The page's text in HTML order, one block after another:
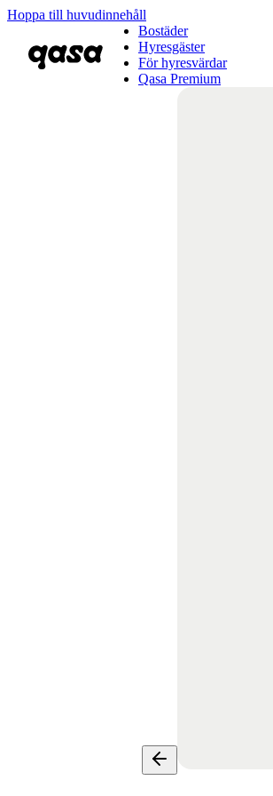
Hoppa till huvudinnehåll
Bostäder
Hyresgäster
För hyresvärdar
Qasa Premium